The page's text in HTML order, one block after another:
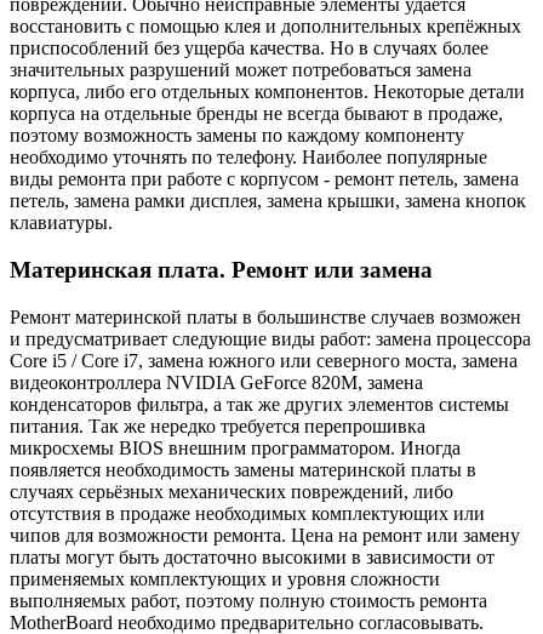
повреждении. Обычно неисправные элементы удаётся
восстановить с помощью клея и дополнительных крепёжных
приспособлений без ущерба качества. Но в случаях более
значительных разрушений может потребоваться замена
корпуса, либо его отдельных компонентов. Некоторые детали
корпуса на отдельные бренды не всегда бывают в продаже,
поэтому возможность замены по каждому компоненту
необходимо уточнять по телефону. Наиболее популярные
виды ремонта при работе с корпусом - ремонт петель, замена
петель, замена рамки дисплея, замена крышки, замена кнопок
клавиатуры.
Материнская плата. Ремонт или замена
Ремонт материнской платы в большинстве случаев возможен
и предусматривает следующие виды работ: замена процессора
Core i5 / Core i7, замена южного или северного моста, замена
видеоконтроллера NVIDIA GeForce 820M, замена
конденсаторов фильтра, а так же других элементов системы
питания. Так же нередко требуется перепрошивка
микросхемы BIOS внешним программатором. Иногда
появляется необходимость замены материнской платы в
случаях серьёзных механических повреждений, либо
отсутствия в продаже необходимых комплектующих или
чипов для возможности ремонта. Цена на ремонт или замену
платы могут быть достаточно высокими в зависимости от
применяемых комплектующих и уровня сложности
выполняемых работ, поэтому полную стоимость ремонта
MotherBoard необходимо предварительно согласовывать.